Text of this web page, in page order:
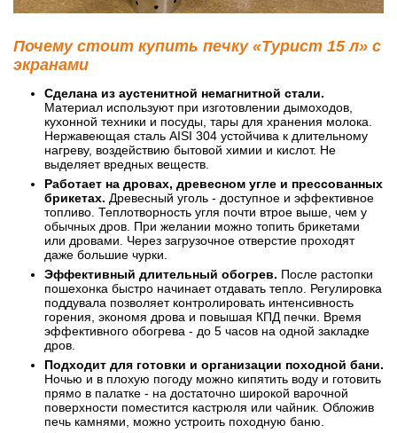
Почему стоит купить печку «Турист 15 л» с
экранами
Сделана из аустенитной немагнитной стали.
Материал используют при изготовлении дымоходов,
кухонной техники и посуды, тары для хранения молока.
Нержавеющая сталь AISI 304 устойчива к длительному
нагреву, воздействию бытовой химии и кислот. Не
выделяет вредных веществ.
Работает на дровах, древесном угле и прессованных
брикетах. Древесный уголь - доступное и эффективное
топливо. Теплотворность угля почти втрое выше, чем у
обычных дров. При желании можно топить брикетами
или дровами. Через загрузочное отверстие проходят
даже большие чурки.
Эффективный длительный обогрев. После растопки
пошехонка быстро начинает отдавать тепло. Регулировка
поддувала позволяет контролировать интенсивность
горения, экономя дрова и повышая КПД печки. Время
эффективного обогрева - до 5 часов на одной закладке
дров.
Подходит для готовки и организации походной бани.
Ночью и в плохую погоду можно кипятить воду и готовить
прямо в палатке - на достаточно широкой варочной
поверхности поместится кастрюля или чайник. Обложив
печь камнями, можно устроить походную баню.